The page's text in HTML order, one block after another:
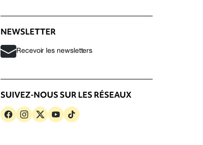
NEWSLETTER
Recevoir les newsletters
SUIVEZ-NOUS SUR LES RÉSEAUX